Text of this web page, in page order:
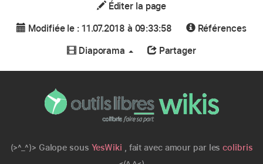
Éditer la page
Modifiée le : 11.07.2018 à 09:33:58
Références
Diaporama
Partager
(>^_^)> Galope sous YesWiki , fait avec amour par lescolibris